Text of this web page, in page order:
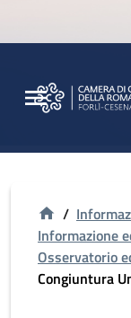
/
Informazione
Osservatorio
Congiuntura